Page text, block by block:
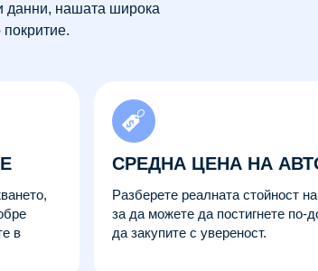
данни, нашата широка
в
СРЕДНА ЦЕНА НА
Разберете реалната стойност
за да можете да постигнете по-
да закупите с увереност.